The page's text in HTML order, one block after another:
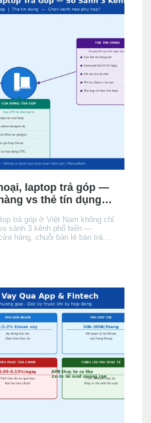
laptop trả góp —
vs thẻ tín dụng:
trả góp ở Việt Nam không chỉ
sánh 3 kênh phổ biến —
hàng, chuỗi bán lẻ bán trả